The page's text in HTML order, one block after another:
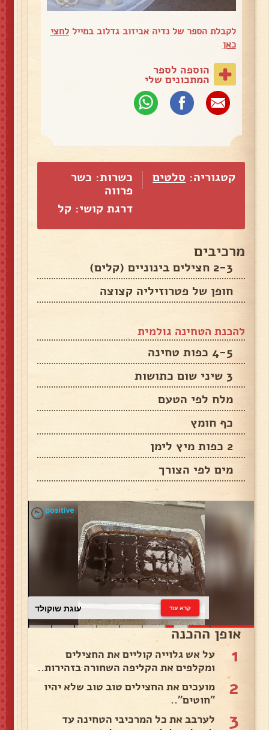
לקבלת הספר של נדיה אביזוב גדלוב במייללחצי
כאן
הוספה לספר
המתכונים שלי
קטגוריה: סלטים
כשרות: כשר
פרווה
דרגת קושי: קל
מרכיבים
2-3 חצילים בינוניים (קלים)
חופן של פטרוזיליה קצוצה
להכנת הטחינה גולמית
4-5 כפות טחינה
3 שיני שום כתושות
מלח לפי הטעם
כף חומץ
2 כפות מיץ לימן
מים לפי הצורך
עוגת שוקולד קרא עוד
אופן ההכנה
1
על אש גלוייה קוליים את החצילים
ומקלפים את הקליפה השחורה בזהירות..
2
מועכים את החצילים טוב טוב שלא יהיו
״חוטים״..
3
לערבב את כל המרכיבי הטחינה עד